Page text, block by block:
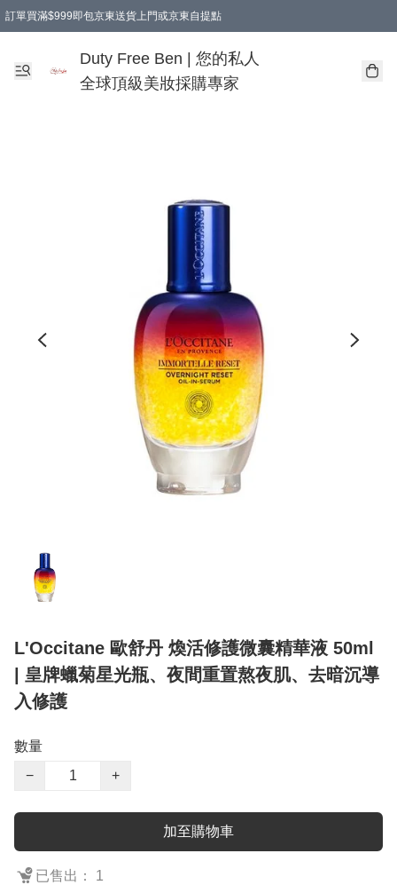
訂單買滿$999即包京東送貨上門或京東自提點
Duty Free Ben | 您的私人
全球頂級美妝採購專家
L'Occitane 歐舒丹 煥活修護微囊精華液 50ml
| 皇牌蠟菊星光瓶、夜間重置熬夜肌、去暗沉導
入修護
數量
−
+
加至購物車
已售出： 1